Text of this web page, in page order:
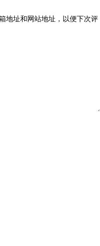
地址和网站地址，以便下次评